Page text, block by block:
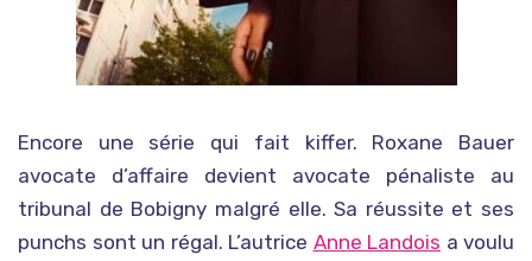
Encore une série qui fait kiffer. Roxane Bauer
avocate d’affaire devient avocate pénaliste au
tribunal de Bobigny malgré elle. Sa réussite et ses
punchs sont un régal. L’autrice Anne Landois a voulu